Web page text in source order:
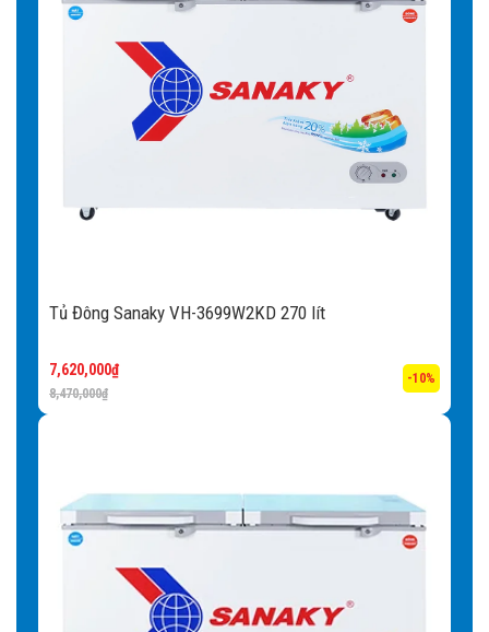
Tủ Đông Sanaky VH-3699W2KD 270 lít
8,470,000₫
7,620,000₫
-10%